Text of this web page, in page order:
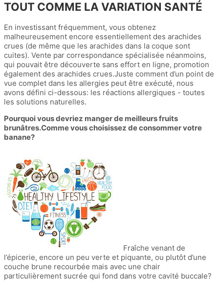
TOUT COMME LA VARIATION SANTÉ
En investissant fréquemment, vous obtenez
malheureusement encore essentiellement des arachides
crues (de même que les arachides dans la coque sont
cuites). Vente par correspondance spécialisée néanmoins,
qui pouvait être découverte sans effort en ligne, promotion
également des arachides crues.Juste comment d’un point de
vue complet dans les allergies peut être exécuté, nous
avons défini ci-dessous: les réactions allergiques - toutes
les solutions naturelles.
Pourquoi vous devriez manger de meilleurs fruits
brunâtres.Comme vous choisissez de consommer votre
banane?
Fraîche venant de
l’épicerie, encore un peu verte et piquante, ou plutôt d’une
couche brune recourbée mais avec une chair
particulièrement sucrée qui fond dans votre cavité buccale?